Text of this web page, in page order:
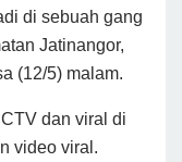
di sebuah gang
Jatinangor,
(12/5) malam.
dan viral di
video viral.